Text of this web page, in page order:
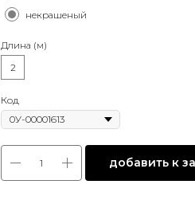
некрашеный
Длина (м)
2
Код
добавить к